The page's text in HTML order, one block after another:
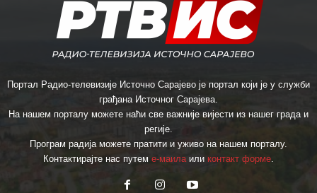
Портал Радио-телевизије Источно Сарајево је портал који је у служби
грађана Источног Сарајева.
На нашем порталу можете наћи све важније вијести из нашег града и
регије.
Програм радија можете пратити и уживо на нашем порталу.
Контактирајте нас путем е-маила или контакт форме